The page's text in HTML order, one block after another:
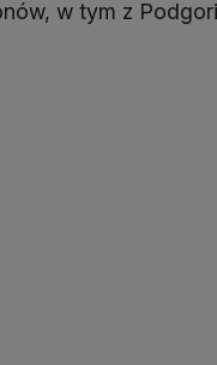
w tym z